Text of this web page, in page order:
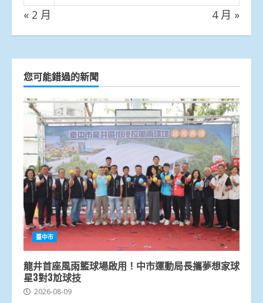
« 2 月 4 月 »
您可能錯過的新聞
臺中市
龍井首座風雨籃球場啟用！中市運動局長攜夢想家球
星3對3尬球技
2026-08-09